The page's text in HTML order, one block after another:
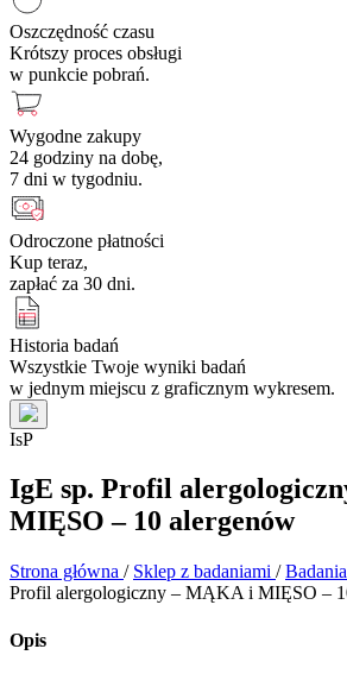
Oszczędność czasu
Krótszy proces obsługi
w punkcie pobrań.
Wygodne zakupy
24 godziny na dobę,
7 dni w tygodniu.
Odroczone płatności
Kup teraz,
zapłać za 30 dni.
Historia badań
Wszystkie Twoje wyniki badań
w jednym miejscu z graficznym wykresem.
IsP
IgE sp. Profil
MIĘSO – 10 alergenów
Strona główna / Sklep z badaniami /
Profil alergologiczny – MĄKA i MIĘSO –
Opis